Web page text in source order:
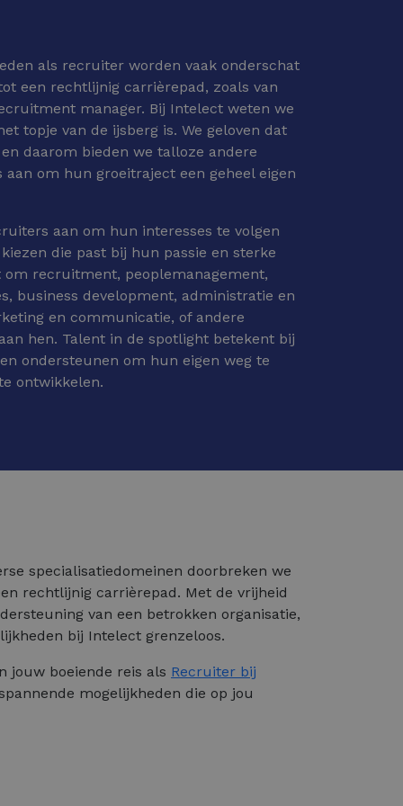
als recruiter worden vaak onderschat
een rechtlijnig carrièrepad, zoals van
manager. Bij Intelect weten we
topje van de ijsberg is. We geloven dat
daarom bieden we talloze andere
aan om hun groeitraject een geheel eigen
aan om hun interesses te volgen
die past bij hun passie en sterke
om recruitment, peoplemanagement,
business development, administratie en
en communicatie, of andere
hen. Talent in de spotlight betekent bij
ondersteunen om hun eigen weg te
ontwikkelen.
specialisatiedomeinen doorbreken we
rechtlijnig carrièrepad. Met de vrijheid
van een betrokken organisatie,
bij Intelect grenzeloos.
jouw boeiende reis als Recruiter bij
mogelijkheden die op jou